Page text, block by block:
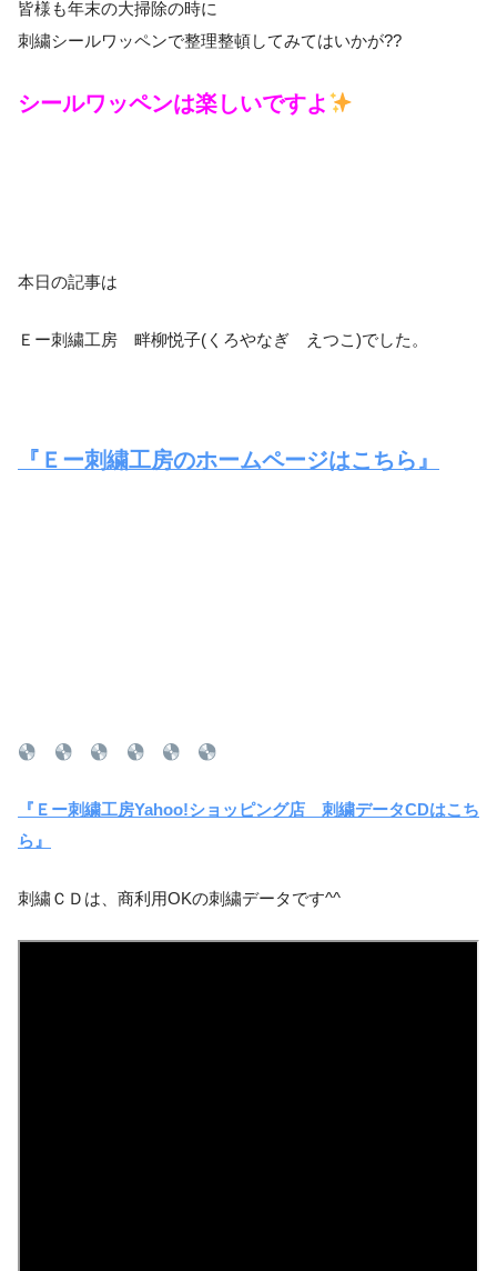
皆様も年末の大掃除の時に
刺繍シールワッペンで整理整頓してみてはいかが??
シールワッペンは楽しいですよ
本日の記事は
Ｅー刺繍工房 畔柳悦子(くろやなぎ えつこ)でした。
『Ｅー刺繍工房のホームページはこちら』
『Ｅー刺繍工房Yahoo!ショッピング店 刺繍データCDはこち
ら』
刺繍ＣＤは、商利用OKの刺繍データです^^